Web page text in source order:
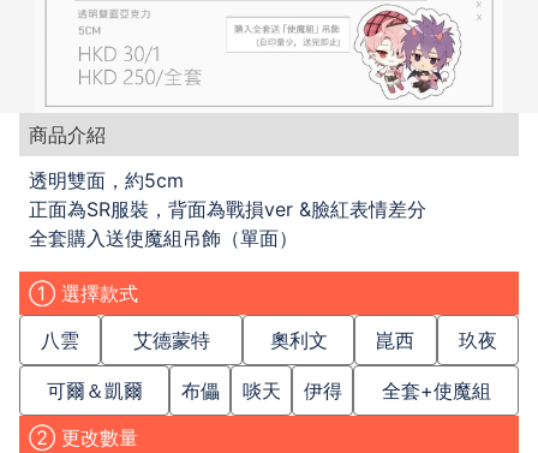
商品介紹
透明雙面，約5cm
正面為SR服裝，背面為戰損ver &臉紅表情差分
全套購入送使魔組吊飾（單面）
① 選擇款式
八雲
艾德蒙特 奧利文 崑西 玖夜
可爾＆凱爾 布儡 啖天 伊得
全套+使魔組
② 更改數量